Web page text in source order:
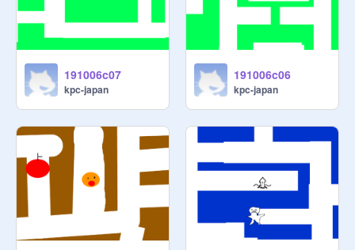
191006c07
kpc-japan
191006c06
kpc-japan